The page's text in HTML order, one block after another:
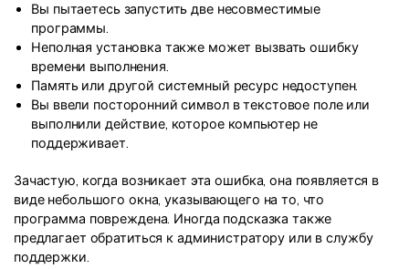
Вы пытаетесь запустить две несовместимые
программы.
Неполная установка также может вызвать ошибку
времени выполнения.
Память или другой системный ресурс недоступен.
Вы ввели посторонний символ в текстовое поле или
выполнили действие, которое компьютер не
поддерживает.
Зачастую, когда возникает эта ошибка, она появляется в
виде небольшого окна, указывающего на то, что
программа повреждена. Иногда подсказка также
предлагает обратиться к администратору или в службу
поддержки.